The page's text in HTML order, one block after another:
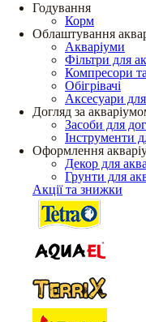
Годування
Корм
Облаштування
Акваріуми
Фільтри для
Компресори
Обігрівачі
Аксесуари
Догляд за
Засоби для
Інструменти
Оформлення
Декор для
Грунти для
Акції та знижки